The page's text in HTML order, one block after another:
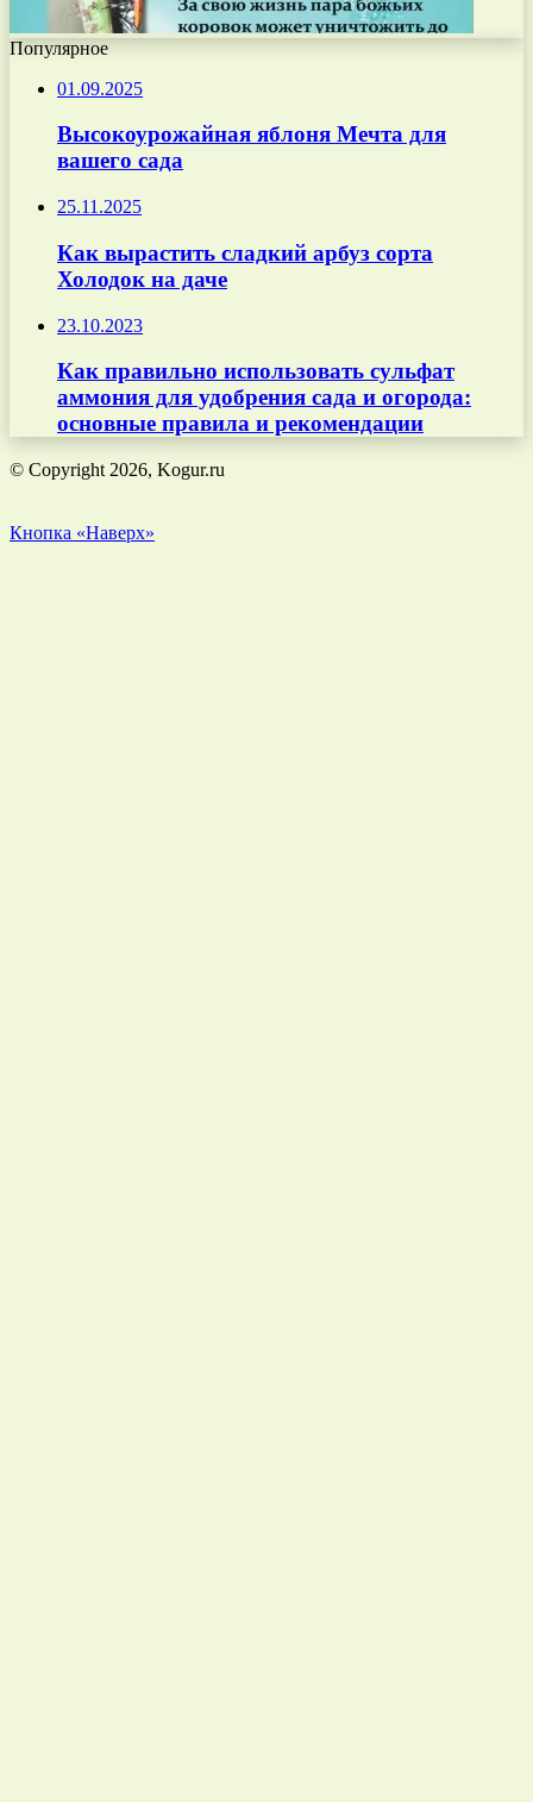
Популярное
01.09.2025
Высокоурожайная яблоня Мечта для
вашего сада
25.11.2025
Как вырастить сладкий арбуз сорта
Холодок на даче
23.10.2023
Как правильно использовать сульфат
аммония для удобрения сада и огорода:
основные правила и рекомендации
© Copyright 2026, Kogur.ru
Кнопка «Наверх»